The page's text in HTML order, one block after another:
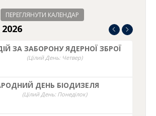
ПЕРЕГЛЯНУТИ КАЛЕНДАР
ЗА ЗАБОРОНУ ЯДЕРНОЇ ЗБРОЇ
(Цілий День: Четвер)
ДЕНЬ БІОДИЗЕЛЯ
(Цілий День: Понеділок)